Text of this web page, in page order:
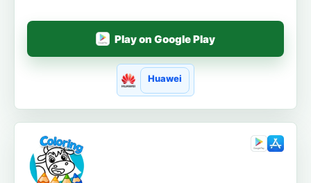
Play on Google Play
Huawei